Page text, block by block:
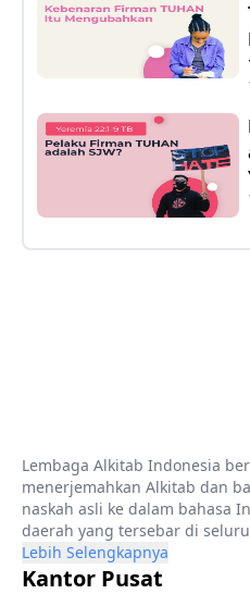
Lembaga Alkitab Indonesia
menerjemahkan Alkitab dan
naskah asli ke dalam bahasa
daerah yang tersebar di
Lebih Selengkapnya
Kantor Pusat